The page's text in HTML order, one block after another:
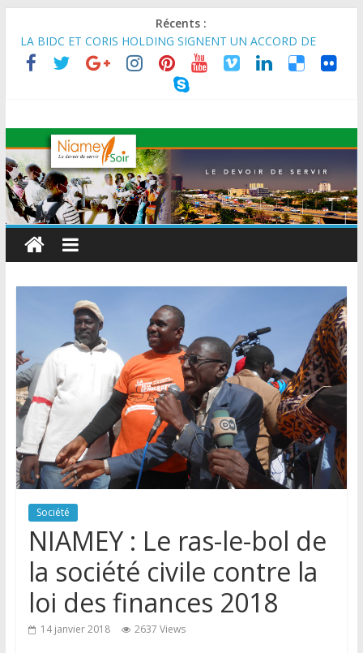
Récents :
MARADI : Le Président de la République, Chef de l’État, S.E le
Général d’Armée Abdourahamane Tiani, est arrivé à Maradi
pour la célébration de la 3ᵉ édition de la Journée Nationale de
RENFORCER LES CHAÎNES DE VALEUR ALIMENTAIRES,
ÉNERGÉTIQUES ET AGRICOLES EN AFRIQUE DE L’OUEST
SEMAINE DU KAWAR 2026: Le Ministre de l’Intérieur, le
Général de Division Mohamed TOUMBA a reçu en audience
son homologue du Burkina Faso et délégation du Kawar.
BANQUE MONDIALE : L’IA offre un levier vital aux économies
en développement en panne de croissance (Communiqué)
AES : Le Chef de l’Etat a reçu en audience à Maradi les
Société
NIAMEY : Le ras-le-bol de
la société civile contre la
loi des finances 2018
14 janvier 2018 2637 Views